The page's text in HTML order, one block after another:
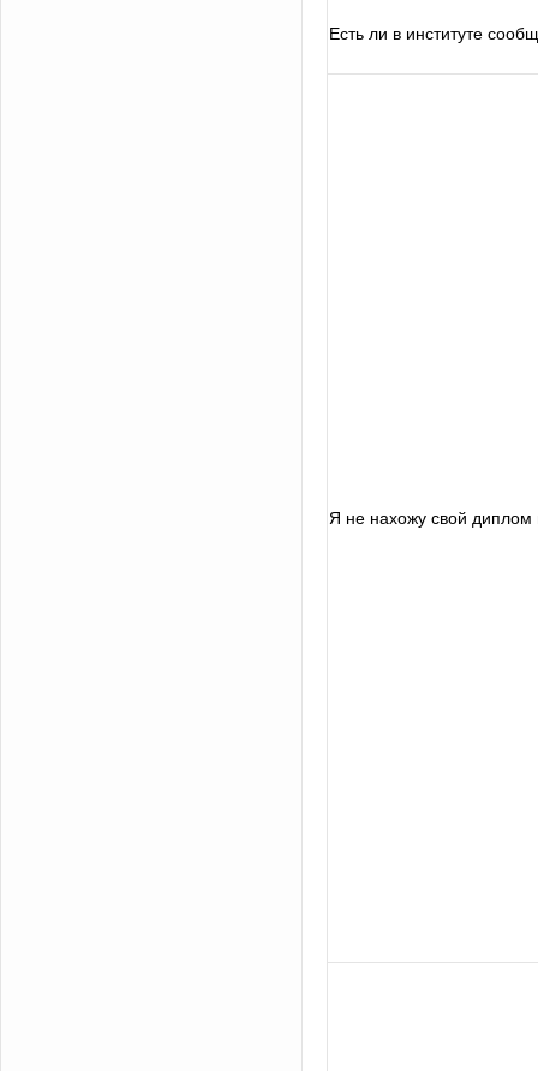
Есть ли в институте
Я не нахожу свой